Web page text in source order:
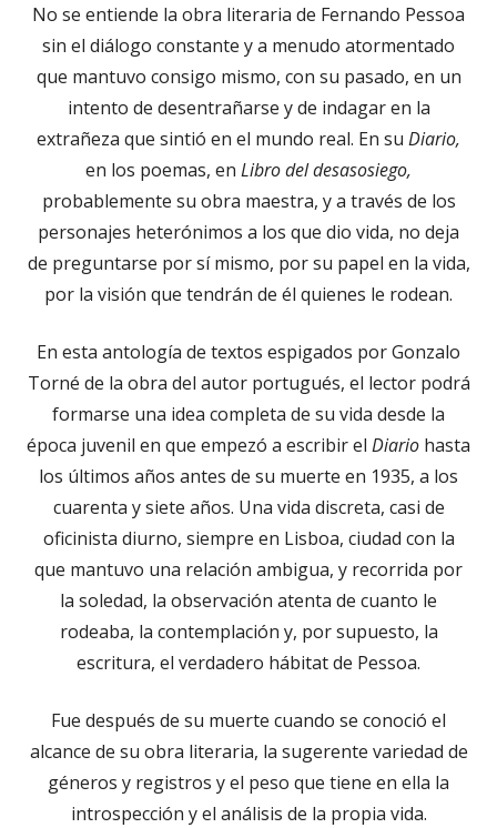
ventana
nueva
No se entiende la obra literaria de Fernando Pessoa
sin el diálogo constante y a menudo atormentado
que mantuvo consigo mismo, con su pasado, en un
intento de desentrañarse y de indagar en la
extrañeza que sintió en el mundo real. En su Diario,
en los poemas, en Libro del desasosiego,
probablemente su obra maestra, y a través de los
personajes heterónimos a los que dio vida, no deja
de preguntarse por sí mismo, por su papel en la vida,
por la visión que tendrán de él quienes le rodean.
En esta antología de textos espigados por Gonzalo
Torné de la obra del autor portugués, el lector podrá
formarse una idea completa de su vida desde la
época juvenil en que empezó a escribir el Diario hasta
los últimos años antes de su muerte en 1935, a los
cuarenta y siete años. Una vida discreta, casi de
oficinista diurno, siempre en Lisboa, ciudad con la
que mantuvo una relación ambigua, y recorrida por
la soledad, la observación atenta de cuanto le
rodeaba, la contemplación y, por supuesto, la
escritura, el verdadero hábitat de Pessoa.
Fue después de su muerte cuando se conoció el
alcance de su obra literaria, la sugerente variedad de
géneros y registros y el peso que tiene en ella la
introspección y el análisis de la propia vida.